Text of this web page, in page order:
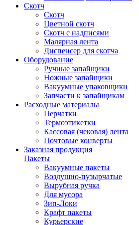
Скотч
Скотч
Цветной скотч
Скотч с надписями
Малярная лента
Диспенсер для скотча
Оборудование
Ручные запайщики
Ножные запайщики
Вакуумные упаковщики
Запчасти к запайщикам
Расходные материалы
Перчатки
Термоэтикетки
Кассовая (чековая) лента
Почтовые конверты
Заказная продукция
Пакеты
Вакуумные пакеты
Воздушно-пузырчатые
Вырубная ручка
Для мусора
Зип-Локи
Крафт пакеты
Курьерские